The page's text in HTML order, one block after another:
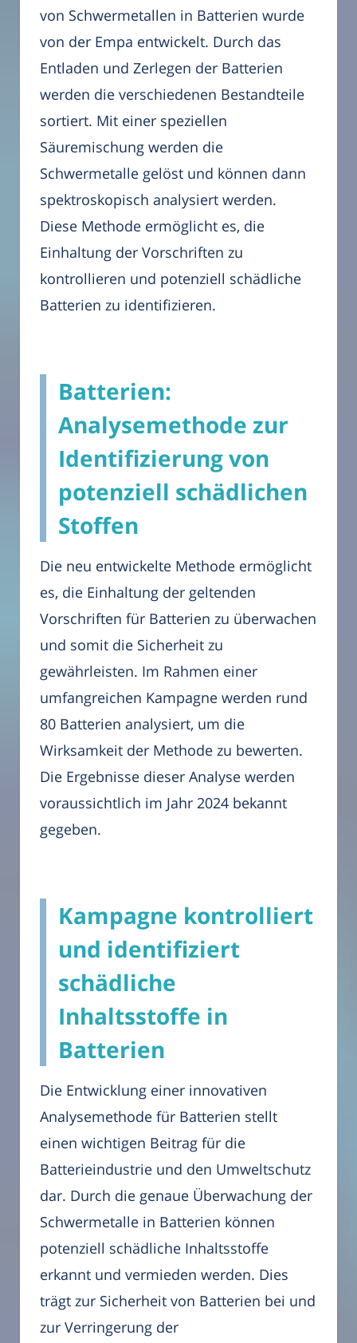
von Schwermetallen in Batterien wurde
von der Empa entwickelt. Durch das
Entladen und Zerlegen der Batterien
werden die verschiedenen Bestandteile
sortiert. Mit einer speziellen
Säuremischung werden die
Schwermetalle gelöst und können dann
spektroskopisch analysiert werden.
Diese Methode ermöglicht es, die
Einhaltung der Vorschriften zu
kontrollieren und potenziell schädliche
Batterien zu identifizieren.
Batterien:
Analysemethode zur
Identifizierung von
potenziell schädlichen
Stoffen
Die neu entwickelte Methode ermöglicht
es, die Einhaltung der geltenden
Vorschriften für Batterien zu überwachen
und somit die Sicherheit zu
gewährleisten. Im Rahmen einer
umfangreichen Kampagne werden rund
80 Batterien analysiert, um die
Wirksamkeit der Methode zu bewerten.
Die Ergebnisse dieser Analyse werden
voraussichtlich im Jahr 2024 bekannt
gegeben.
Kampagne kontrolliert
und identifiziert
schädliche
Inhaltsstoffe in
Batterien
Die Entwicklung einer innovativen
Analysemethode für Batterien stellt
einen wichtigen Beitrag für die
Batterieindustrie und den Umweltschutz
dar. Durch die genaue Überwachung der
Schwermetalle in Batterien können
potenziell schädliche Inhaltsstoffe
erkannt und vermieden werden. Dies
trägt zur Sicherheit von Batterien bei und
zur Verringerung der